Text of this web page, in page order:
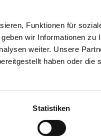
Funktionen für
wir Informationen zu
weiter. Unsere
haben oder die
Statistiken
€ 13,30*
€ 17,73*/ Liter